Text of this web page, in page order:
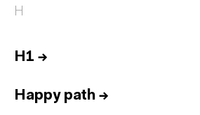
H
H1 →
Happy path →